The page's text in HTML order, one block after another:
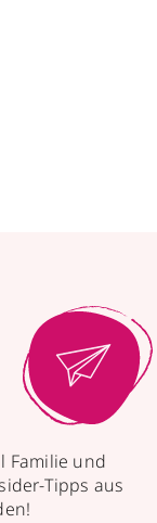
Familie und
Tipps aus